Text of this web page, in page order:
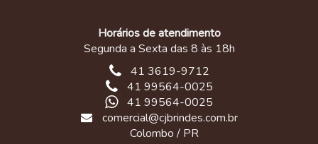
Horários de atendimento
Segunda a Sexta das 8 às 18h
41 3619-9712
41 99564-0025
41 99564-0025
comercial@cjbrindes.com.br
Colombo / PR